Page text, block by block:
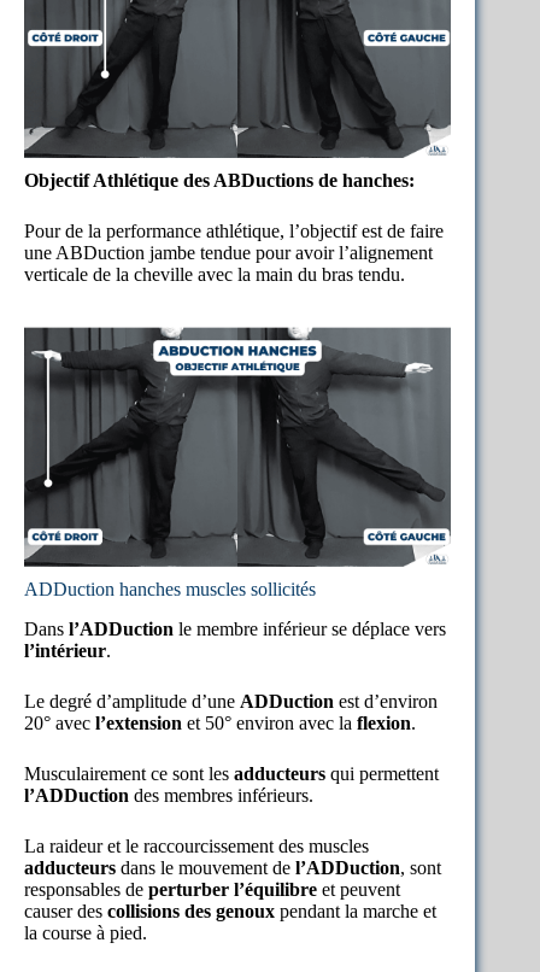
Objectif Athlétique des ABDuctions de hanches:
Pour de la performance athlétique, l’objectif est de faire
une ABDuction jambe tendue pour avoir l’alignement
verticale de la cheville avec la main du bras tendu.
ADDuction hanches muscles sollicités
Dans l’ADDuction le membre inférieur se déplace vers
l’intérieur.
Le degré d’amplitude d’une ADDuction est d’environ
20° avec l’extension et 50° environ avec la flexion.
Musculairement ce sont les adducteurs qui permettent
l’ADDuction des membres inférieurs.
La raideur et le raccourcissement des muscles
adducteurs dans le mouvement de l’ADDuction, sont
responsables de perturber l’équilibre et peuvent
causer des collisions des genoux pendant la marche et
la course à pied.